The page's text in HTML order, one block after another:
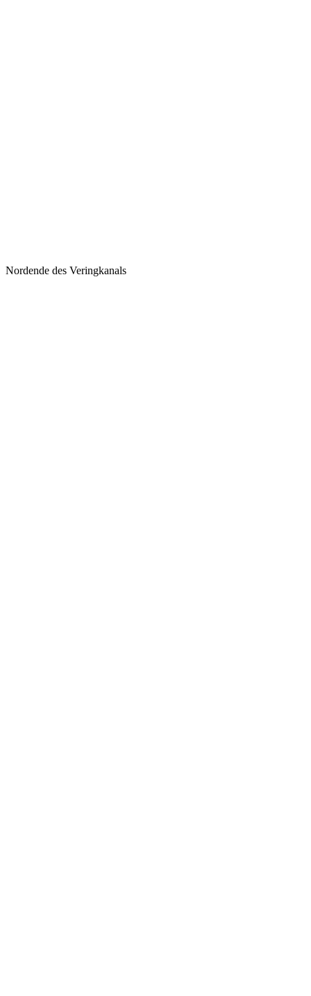
Nordende des Veringkanals